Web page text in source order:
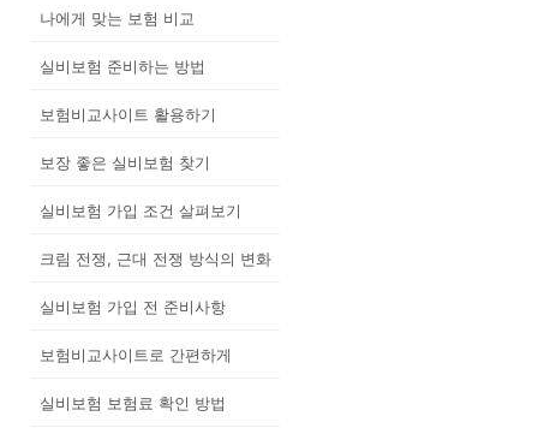
나에게 맞는 보험 비교
실비보험 준비하는 방법
보험비교사이트 활용하기
보장 좋은 실비보험 찾기
실비보험 가입 조건 살펴보기
크림 전쟁, 근대 전쟁 방식의 변화
실비보험 가입 전 준비사항
보험비교사이트로 간편하게
실비보험 보험료 확인 방법